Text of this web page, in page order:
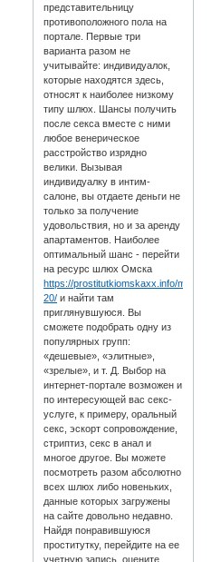
представительницу
противоположного пола на
портале. Первые три
варианта разом не
учитывайте: индивидуалок,
которые находятся здесь,
относят к наиболее низкому
типу шлюх. Шансы получить
после секса вместе с ними
любое венерическое
расстройство изрядно
велики. Вызывая
индивидуалку в интим-
салоне, вы отдаете деньги не
только за получение
удовольствия, но и за аренду
апартаментов. Наиболее
оптимальный шанс - перейти
на ресурс шлюх Омска
https://prostitutkiomskaxx.info/myage/
20/ и найти там
приглянувшуюся. Вы
сможете подобрать одну из
популярных групп:
«дешевые», «элитные»,
«зрелые», и т. Д. Выбор на
интернет-портале возможен и
по интересующей вас секс-
услуге, к примеру, оральный
секс, эскорт сопровождение,
стриптиз, секс в анал и
многое другое. Вы можете
посмотреть разом абсолютно
всех шлюх либо новеньких,
данные которых загружены
на сайте довольно недавно.
Найдя понравившуюся
проститутку, перейдите на ее
учетную запись, оцените